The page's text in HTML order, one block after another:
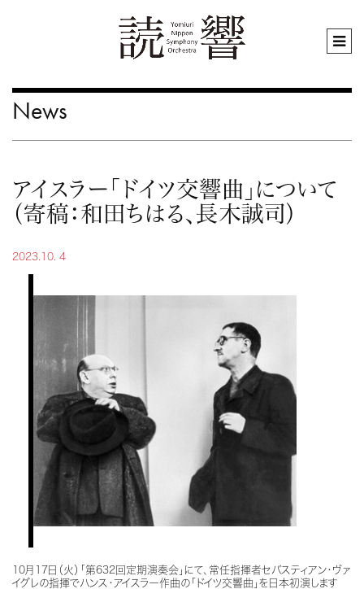
News
アイスラー「ドイツ交響曲」について
（寄稿：和田ちはる、長木誠司）
2023.10. 4
10月17日（火）「 第632回定期演奏会」にて、常任指揮者セバスティアン・ヴァ
イグレの指揮でハンス・アイスラー作曲の「ドイツ交響曲」を日本初演します